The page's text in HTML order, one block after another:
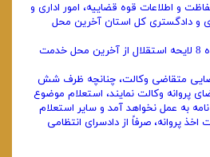
و اطلاعات قوه قضاییه، امور اداری و
و دادگستری کل استان آخرین محل
5 - در مورد مشمولین بند (د) ماده 8 لایحه استقلال از آخرین محل خدمت
قضایی متقاضی وکالت، چنانچه ظرف شش
پروانه وکالت نمایند، استعلام موضوع
47 این آیین نامه به عمل نخواهد آمد و سایر استعلام
قانون کیفیت اخذ پروانه، صرفاً از دادسرای انتظامی